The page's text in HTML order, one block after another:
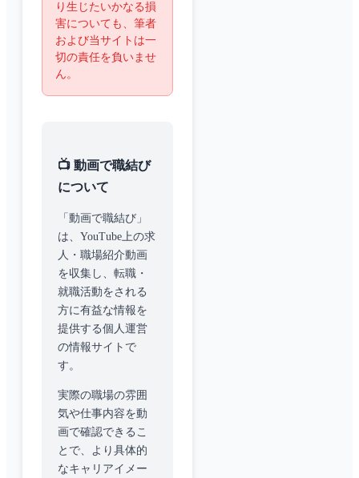
り生じたいかなる損
害についても、筆者
および当サイトは一
切の責任を負いませ
ん。
📺 動画で職結び
について
「動画で職結び」
は、YouTube上の求
人・職場紹介動画
を収集し、転職・
就職活動をされる
方に有益な情報を
提供する個人運営
の情報サイトで
す。
実際の職場の雰囲
気や仕事内容を動
画で確認できるこ
とで、より具体的
なキャリアイメー